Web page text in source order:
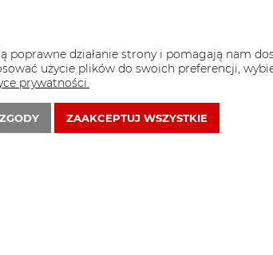
Czas i koszty dostawy
Regulaminy
Formy płatności
Polityka Prywatności
działanie strony i pomagają nam
użycie plików do swoich preferencji,
prywatności.
ZAAKCEPTUJ WSZYSTKIE